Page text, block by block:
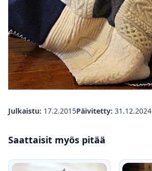
Julkaistu: 17.2.2015Päivitetty: 31.12.2024
Saattaisit myös pitää